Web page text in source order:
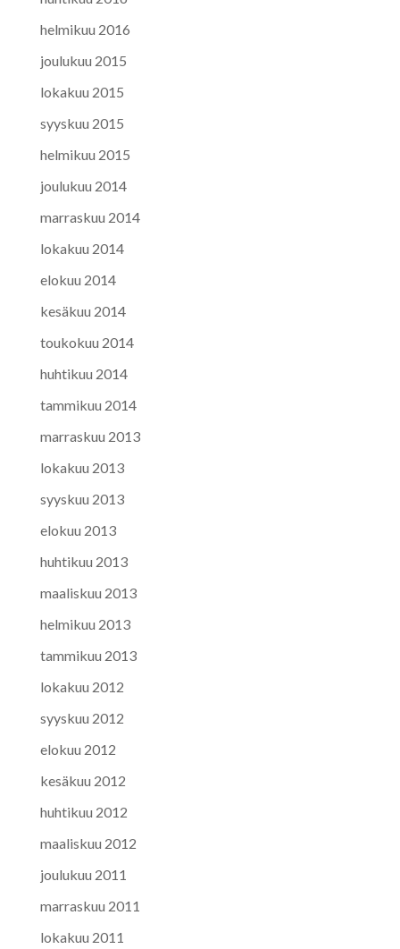
helmikuu 2016
joulukuu 2015
lokakuu 2015
syyskuu 2015
helmikuu 2015
joulukuu 2014
marraskuu 2014
lokakuu 2014
elokuu 2014
kesäkuu 2014
toukokuu 2014
huhtikuu 2014
tammikuu 2014
marraskuu 2013
lokakuu 2013
syyskuu 2013
elokuu 2013
huhtikuu 2013
maaliskuu 2013
helmikuu 2013
tammikuu 2013
lokakuu 2012
syyskuu 2012
elokuu 2012
kesäkuu 2012
huhtikuu 2012
maaliskuu 2012
joulukuu 2011
marraskuu 2011
lokakuu 2011